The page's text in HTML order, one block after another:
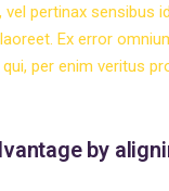
pertinax sensibus
Ex error
per enim veritus
by